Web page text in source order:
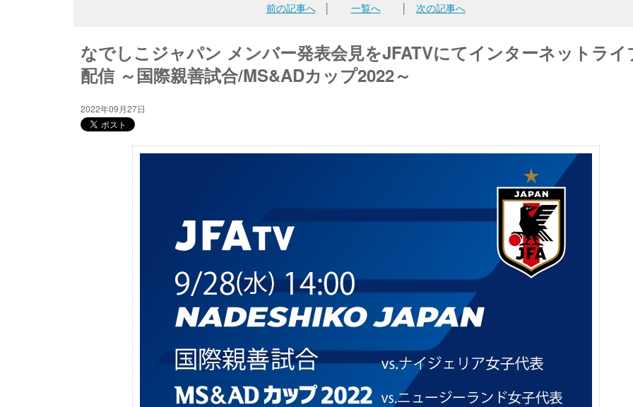
前の記事へ│ 一覧へ 次の記事へ
なでしこジャパン メンバー発表会見をJFATVにてインターネットライ
配信 ～国際親善試合/MS&ADカップ2022～
2022年09月27日